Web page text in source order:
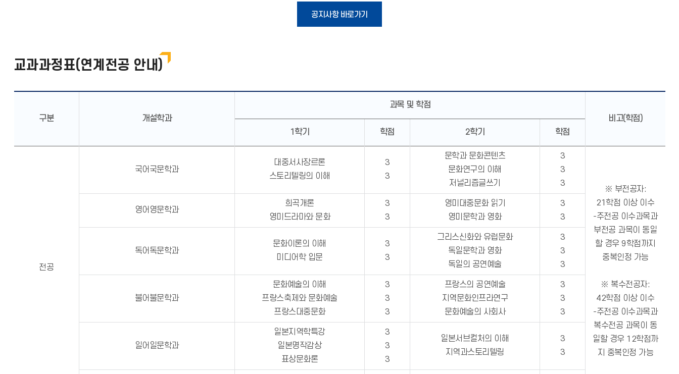
공지사항 바로가기
교과과정표(연계전공 안내)
구분 개설학과
과목 및 학점
비고(학점)
1학기
학점 2학기 학점
전공
국어국문학과
대중서사장르론
스토리텔링의 이해
3
3
문학과 문화콘텐츠
문화연구의 이해
저널리즘글쓰기
3
3
3
※ 부전공자:
21학점 이상 이수
-주전공 이수과목과
부전공 과목이 동일
할 경우 9학점까지
중복인정 가능
※ 복수전공자:
42학점 이상 이수
-주전공 이수과목과
복수전공 과목이 동
일할 경우 12학점까
지 중복인정 가능
영어영문학과
희곡개론
영미드라마와 문화
3
3
영미대중문화 읽기
영미문학과 영화
3
3
독어독문학과
문화이론의 이해
미디어학 입문
3
3
그리스신화와 유럽문화
독일문학과 영화
독일의 공연예술
3
3
3
불어불문학과
문화예술의 이해
프랑스축제와 문화예술
프랑스대중문화
3
3
3
프랑스의 공연예술
지역문화인프라연구
문화예술의 사회사
3
3
3
일어일문학과
일본지역학특강
일본명작감상
표상문화론
3
3
3
일본서브컬처의 이해
지역과스토리텔링
3
3